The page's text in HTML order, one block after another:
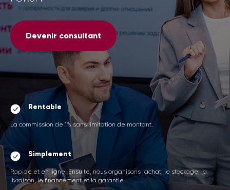
Devenir consultant
Rentable
La commission de 1% sans limitation de montant.
Simplement
Rapide et en ligne. Ensuite, nous organisons l'achat, le stockage, la
livraison, le financement et la garantie.